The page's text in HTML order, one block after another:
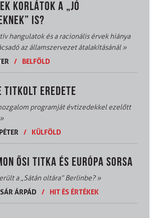
KORLÁTOK A „JÓ
IS?
hangulatok és a racionális érvek hiánya
az államszervezet átalakításánál»
/ BELFÖLD
TITKOLT EREDETE
programját évtizedekkel ezelőtt
»
/ KÜLFÖLD
ŐSI TITKA ÉS EURÓPA SORSA
a „Sátán oltára” Berlinbe?»
ÁRPÁD
/ HIT ÉS ÉRTÉKEK